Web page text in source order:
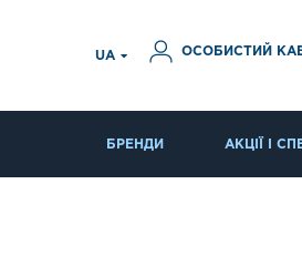
UA ОСОБИСТИЙ
БРЕНДИ АКЦІЇ І